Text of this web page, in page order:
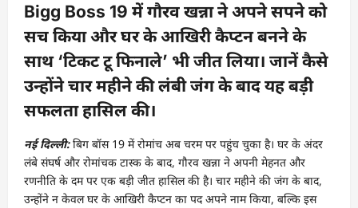
Bigg Boss 19 में गौरव खन्ना ने अपने सपने को
सच किया और घर के आखिरी कैप्टन बनने के
साथ ‘टिकट टू फिनाले’ भी जीत लिया। जानें कैसे
उन्होंने चार महीने की लंबी जंग के बाद यह बड़ी
सफलता हासिल की।
नई दिल्ली:बिग बॉस 19 में रोमांच अब चरम पर पहुंच चुका है। घर के अंदर
लंबे संघर्ष और रोमांचक टास्क के बाद, गौरव खन्ना ने अपनी मेहनत और
रणनीति के दम पर एक बड़ी जीत हासिल की है। चार महीने की जंग के बाद,
उन्होंने न केवल घर के आखिरी कैप्टन का पद अपने नाम किया, बल्कि इस